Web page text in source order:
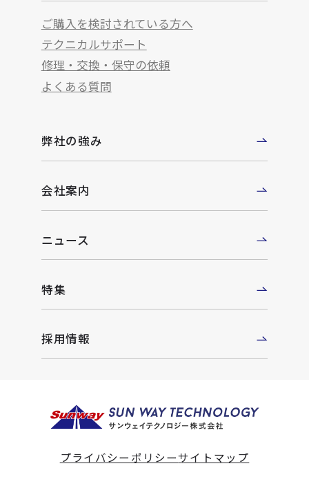
ご購入を検討されている方へ
テクニカルサポート
修理・交換・保守の依頼
よくある質問
弊社の強み
会社案内
ニュース
特集
採用情報
プライバシーポリシーサイトマップ